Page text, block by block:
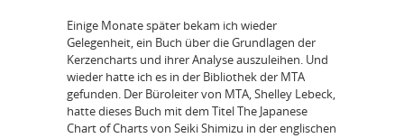
Einige Monate später bekam ich wieder
Gelegenheit, ein Buch über die Grundlagen der
Kerzencharts und ihrer Analyse auszuleihen. Und
wieder hatte ich es in der Bibliothek der MTA
gefunden. Der Büroleiter von MTA, Shelley Lebeck,
hatte dieses Buch mit dem Titel The Japanese
Chart of Charts von Seiki Shimizu in der englischen